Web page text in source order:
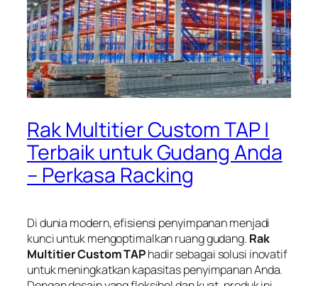
Rak Multitier Custom TAP |
Terbaik untuk Gudang Anda
– Perkasa Racking
Di dunia modern, efisiensi penyimpanan menjadi
kunci untuk mengoptimalkan ruang gudang. Rak
Multitier Custom TAPhadir sebagai solusi inovatif
untuk meningkatkan kapasitas penyimpanan Anda.